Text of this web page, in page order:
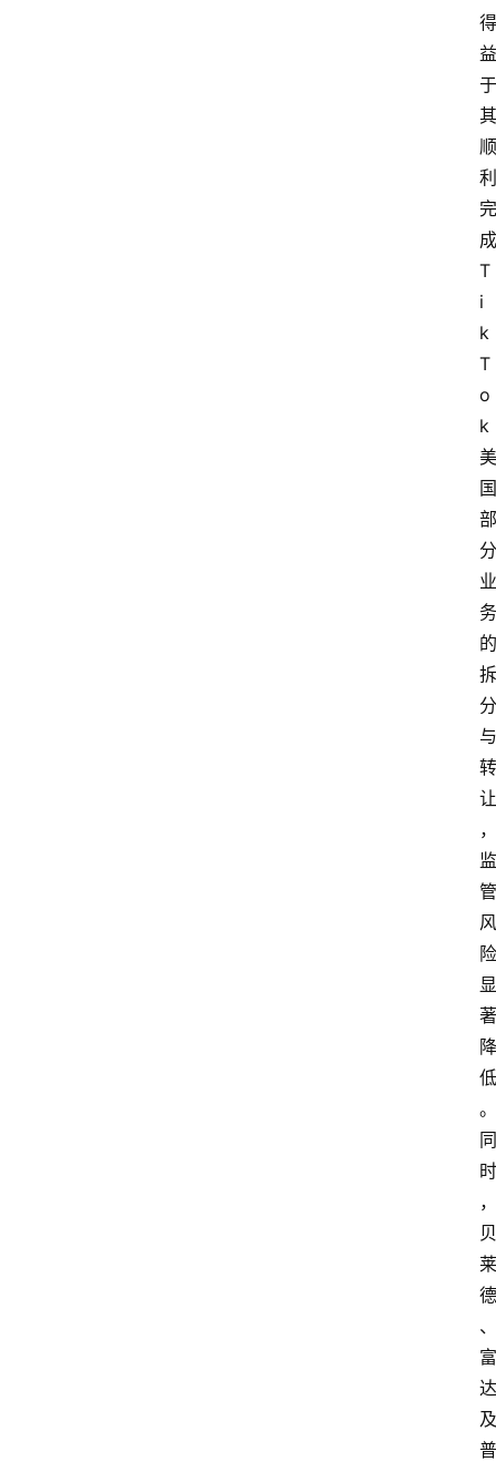
得
益
于
其
顺
利
完
成
T
i
k
T
o
k
美
国
部
分
业
务
的
拆
分
与
转
让
，
监
管
风
险
显
著
降
低
。
同
时
，
贝
莱
德
、
富
达
及
普